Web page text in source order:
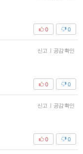
0
0
신고 | 공감 확인
0
0
신고 | 공감 확인
0
0